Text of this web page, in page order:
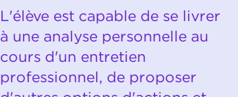
L'élève est capable de se livrer
à une analyse personnelle au
cours d'un entretien
professionnel, de proposer